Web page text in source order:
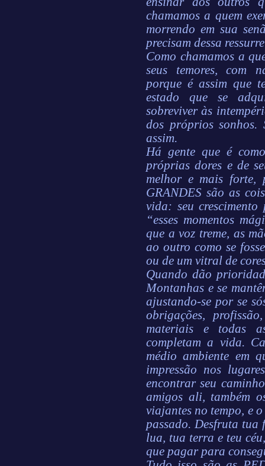
chamamos a quem
morrendo em sua
precisam dessa
Como chamamos a
seus temores, com
porque é assim que
estado que se
sobreviver às
dos próprios sonhos.
assim.
Há gente que é
próprias dores e de
melhor e mais forte,
GRANDES são as
vida: seu
“esses momentos
que a voz treme, as
ao outro como se
ou de um vitral de
Quando dão
Montanhas e se
ajustando-se por se
obrigações,
materiais e todas
completam a vida.
médio ambiente em
impressão nos
encontrar seu
amigos ali, também
viajantes no tempo, e
passado. Desfruta tua
lua, tua terra e teu
que pagar para